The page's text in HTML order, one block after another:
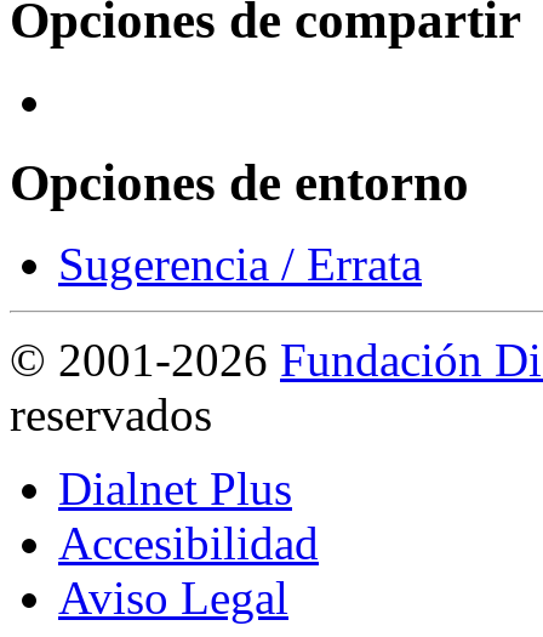
Opciones de compartir
Opciones de entorno
Sugerencia / Errata
© 2001-2026 Fundación
reservados
Dialnet Plus
Accesibilidad
Aviso Legal